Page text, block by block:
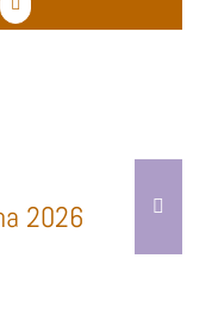
Email
(necessário
2026